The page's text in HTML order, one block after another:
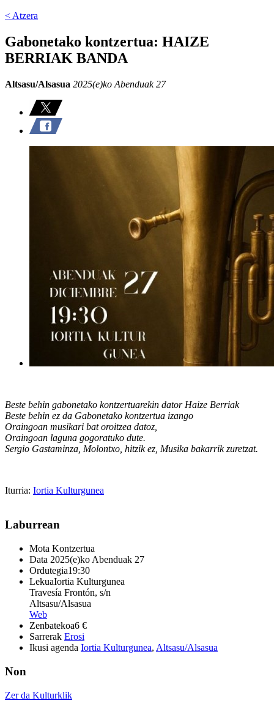
< Atzera
Gabonetako kontzertua: HAIZE
BERRIAK BANDA
Altsasu/Alsasua 2025(e)ko Abenduak 27
Beste behin gabonetako kontzertuarekin dator Haize Berriak
Beste behin ez da Gabonetako kontzertua izango
Oraingoan musikari bat oroitzea datoz,
Oraingoan laguna gogoratuko dute.
Sergio Gastaminza, Molontxo, hitzik ez, Musika bakarrik zuretzat.
Iturria: Iortia Kulturgunea
Laburrean
Mota Kontzertua
Data 2025(e)ko Abenduak 27
Ordutegia19:30
LekuaIortia Kulturgunea
Travesía Frontón, s/n
Altsasu/Alsasua
Web
Zenbatekoa6 €
Sarrerak Erosi
Ikusi agenda Iortia Kulturgunea, Altsasu/Alsasua
Non
Zer da Kulturklik